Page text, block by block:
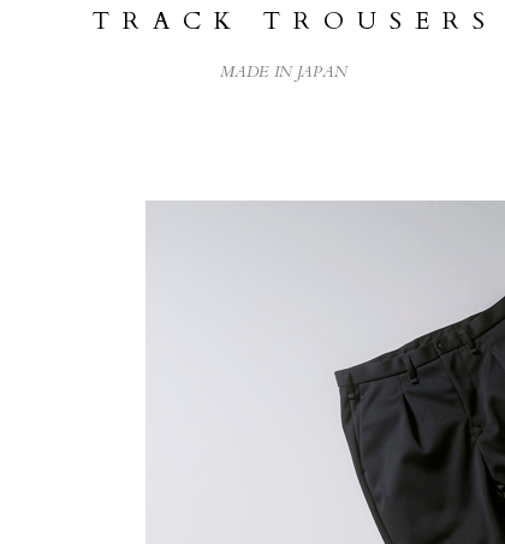
TRACK TROUSERS
MADE IN JAPAN